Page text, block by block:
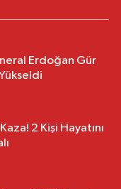
Erdoğan Gür
2 Kişi Hayatını